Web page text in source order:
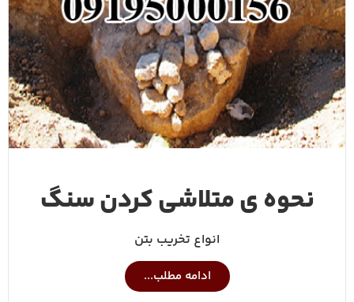
نحوه ی متلاشی کردن سنگ
انواع تخریب بتن
ادامه مطلب...